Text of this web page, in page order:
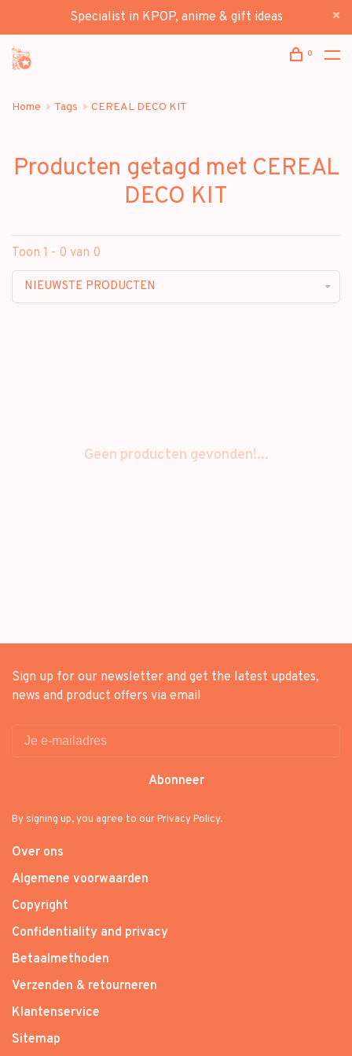
Specialist in KPOP, anime & gift ideas
0
Home Tags CEREAL DECO KIT
Producten getagd met CEREAL
DECO KIT
Toon 1 - 0 van 0
NIEUWSTE PRODUCTEN
Geen producten gevonden!...
Sign up for our newsletter and get the latest updates,
news and product offers via email
Abonneer
By signing up, you agree to our Privacy Policy.
Over ons
Algemene voorwaarden
Copyright
Confidentiality and privacy
Betaalmethoden
Verzenden & retourneren
Klantenservice
Sitemap